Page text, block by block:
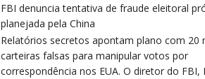
FBI denuncia tentativa de fraude eleitoral
planejada pela China
Relatórios secretos apontam plano com 20
carteiras falsas para manipular votos por
correspondência nos EUA. O diretor do FBI,